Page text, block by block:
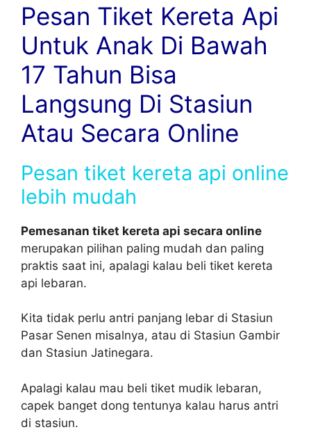
Pesan Tiket Kereta Api
Untuk Anak Di Bawah
17 Tahun Bisa
Langsung Di Stasiun
Atau Secara Online
Pesan tiket kereta api online
lebih mudah
Pemesanan tiket kereta api secara online
merupakan pilihan paling mudah dan paling
praktis saat ini, apalagi kalau beli tiket kereta
api lebaran.
Kita tidak perlu antri panjang lebar di Stasiun
Pasar Senen misalnya, atau di Stasiun Gambir
dan Stasiun Jatinegara.
Apalagi kalau mau beli tiket mudik lebaran,
capek banget dong tentunya kalau harus antri
di stasiun.